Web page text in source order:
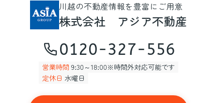
川越の不動産情報を豊富にご用意
株式会社 アジア不動産
0120-327-556
営業時間 9:30～18:00※時間外対応可能です
定休日 水曜日